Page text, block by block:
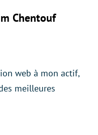
Chentouf
web à mon actif,
meilleures